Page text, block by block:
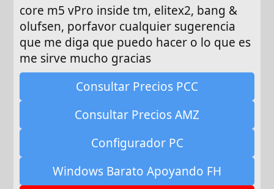
core m5 vPro inside tm, elitex2, bang &
olufsen, porfavor cualquier sugerencia
que me diga que puedo hacer o lo que es
me sirve mucho gracias
Consultar Precios PCC
Consultar Precios AMZ
Configurador PC
Windows Barato Apoyando FH